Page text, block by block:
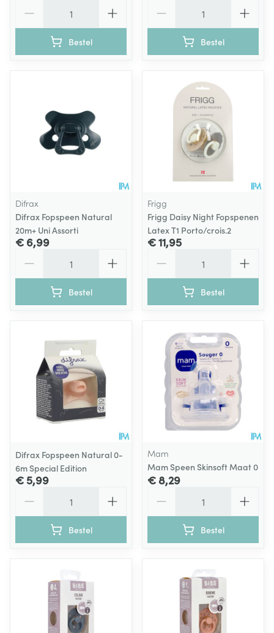
Bestel Bestel
Difrax
Difrax Fopspeen Natural
20m+ Uni Assorti
€ 6,99
Bestel
Frigg
Frigg Daisy Night Fopspenen
Latex T1 Porto/crois.2
€ 11,95
Bestel
Difrax Fopspeen Natural 0-
6m Special Edition
€ 5,99
Bestel
Mam
Mam Speen Skinsoft Maat 0
€ 8,29
Bestel